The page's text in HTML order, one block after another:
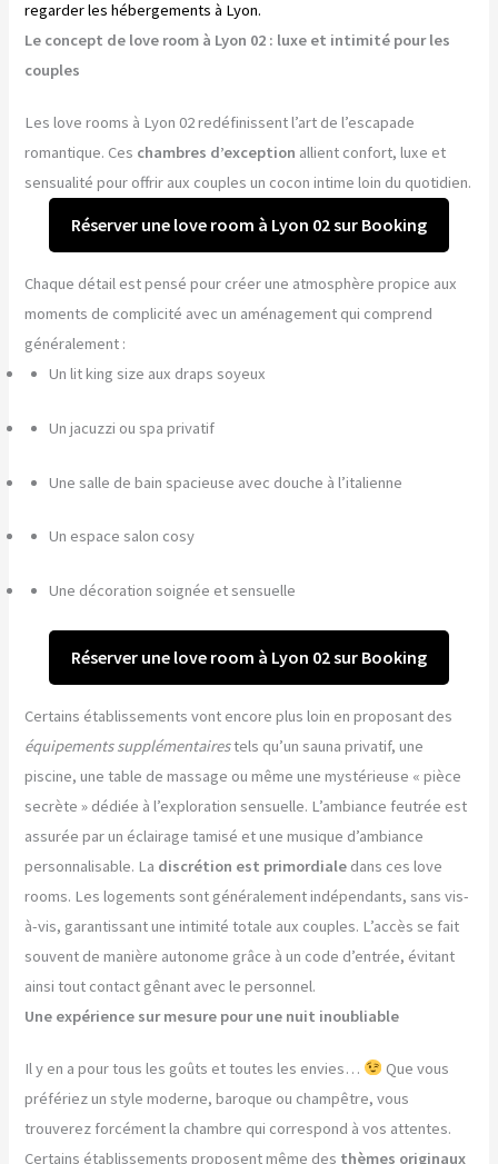
regarder les hébergements à Lyon.
Le concept de love room à Lyon 02 : luxe et intimité pour les
couples
Les love rooms à Lyon 02 redéfinissent l’art de l’escapade
romantique. Ces chambres d’exception allient confort, luxe et
sensualité pour offrir aux couples un cocon intime loin du quotidien.
Réserver une love room à Lyon 02 sur Booking
Chaque détail est pensé pour créer une atmosphère propice aux
moments de complicité avec un aménagement qui comprend
généralement :
Un lit king size aux draps soyeux
Un jacuzzi ou spa privatif
Une salle de bain spacieuse avec douche à l’italienne
Un espace salon cosy
Une décoration soignée et sensuelle
Réserver une love room à Lyon 02 sur Booking
Certains établissements vont encore plus loin en proposant des
équipements supplémentairestels qu’un sauna privatif, une
piscine, une table de massage ou même une mystérieuse « pièce
secrète » dédiée à l’exploration sensuelle. L’ambiance feutrée est
assurée par un éclairage tamisé et une musique d’ambiance
personnalisable. La discrétion est primordiale dans ces love
rooms. Les logements sont généralement indépendants, sans vis-
à-vis, garantissant une intimité totale aux couples. L’accès se fait
souvent de manière autonome grâce à un code d’entrée, évitant
ainsi tout contact gênant avec le personnel.
Une expérience sur mesure pour une nuit inoubliable
Il y en a pour tous les goûts et toutes les envies…
Que vous
préfériez un style moderne, baroque ou champêtre, vous
trouverez forcément la chambre qui correspond à vos attentes.
Certains établissements proposent même des thèmes originaux